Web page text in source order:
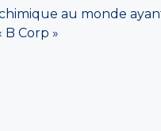
au monde
Corp »